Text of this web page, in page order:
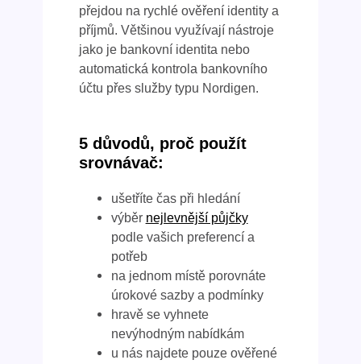
přejdou na rychlé ověření identity a
příjmů. Většinou využívají nástroje
jako je bankovní identita nebo
automatická kontrola bankovního
účtu přes služby typu Nordigen.
5 důvodů, proč použít
srovnávač:
ušetříte čas při hledání
výběr nejlevnější půjčky
podle vašich preferencí a
potřeb
na jednom místě porovnáte
úrokové sazby a podmínky
hravě se vyhnete
nevýhodným nabídkám
u nás najdete pouze ověřené